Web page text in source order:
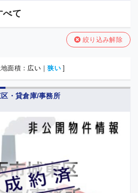
べて
絞り込み解除
面積： 広い｜狭い]
・貸倉庫/事務所